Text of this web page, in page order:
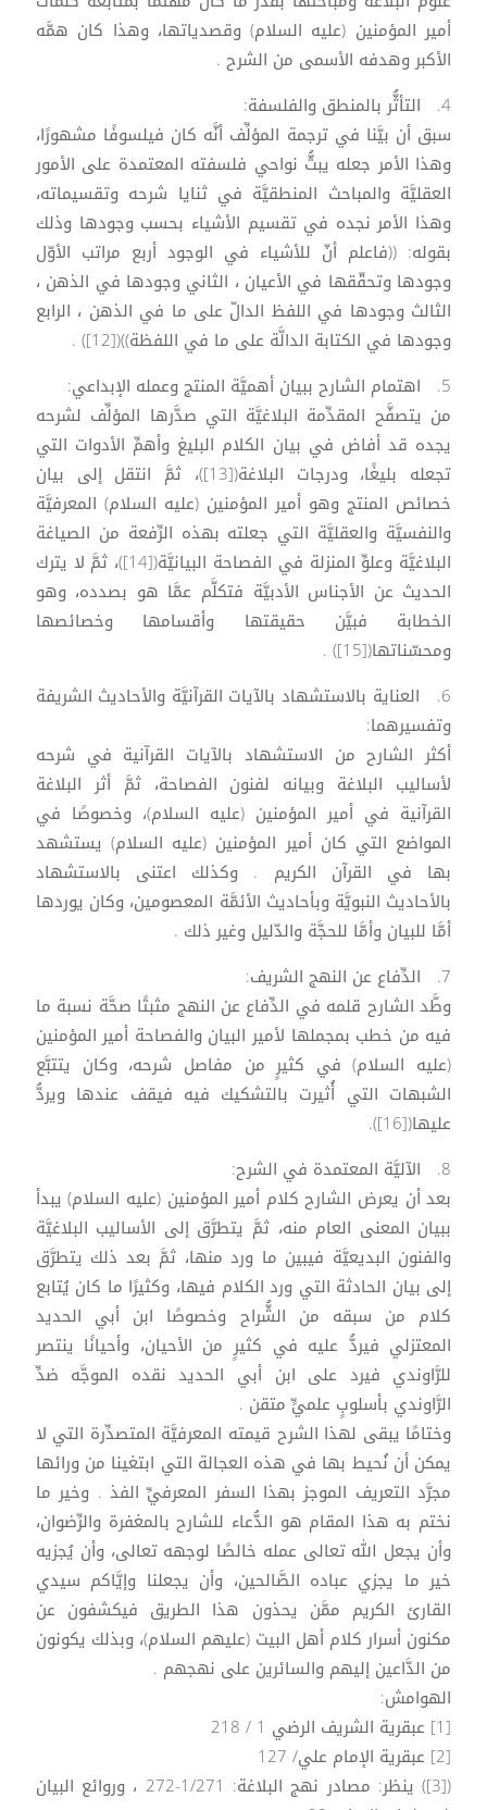
أمير المؤمنين (عليه السلام) وقصدياتها، وهذا كان همَّه
الأكبر وهدفه الأسمى من الشرح .
4. التأثُّر بالمنطق والفلسفة:
سبق أن بيَّنا في ترجمة المؤلِّف أنَّه كان فيلسوفًا مشهورًا،
وهذا الأمر جعله يبثُّ نواحي فلسفته المعتمدة على الأمور
العقليَّة والمباحث المنطقيَّة في ثنايا شرحه وتقسيماته،
وهذا الأمر نجده في تقسيم الأشياء بحسب وجودها وذلك
بقوله: ((فاعلم أنّ للأشياء في الوجود أربع مراتب الأوّل
وجودها وتحقّقها في الأعيان ، الثاني وجودها في الذهن ،
الثالث وجودها في اللفظ الدالّ على ما في الذهن ، الرابع
وجودها في الكتابة الدالَّة على ما في اللفظة))([12]) .
5. اهتمام الشارح ببيان أهميَّة المنتج وعمله الإبداعي:
من يتصفَّح المقدِّمة البلاغيَّة التي صدَّرها المؤلِّف لشرحه
يجده قد أفاض في بيان الكلام البليغ وأهمِّ الأدوات التي
تجعله بليغًا، ودرجات البلاغة([13])، ثمَّ انتقل إلى بيان
خصائص المنتج وهو أمير المؤمنين (عليه السلام) المعرفيَّة
والنفسيَّة والعقليَّة التي جعلته بهذه الرِّفعة من الصياغة
البلاغيَّة وعلوِّ المنزلة في الفصاحة البيانيَّة([14])، ثمَّ لا يترك
الحديث عن الأجناس الأدبيَّة فتكلَّم عمَّا هو بصدده، وهو
الخطابة فبيَّن حقيقتها وأقسامها وخصائصها
ومحسّناتها([15]) .
6. العناية بالاستشهاد بالآيات القرآنيَّة والأحاديث الشريفة
وتفسيرهما:
أكثر الشارح من الاستشهاد بالآيات القرآنية في شرحه
لأساليب البلاغة وبيانه لفنون الفصاحة، ثمَّ أثر البلاغة
القرآنية في أمير المؤمنين (عليه السلام)، وخصوصًا في
المواضع التي كان أمير المؤمنين (عليه السلام) يستشهد
بها في القرآن الكريم . وكذلك اعتنى بالاستشهاد
بالأحاديث النبويَّة وبأحاديث الأئمَّة المعصومين، وكان يوردها
أمَّا للبيان وأمَّا للحجَّة والدّليل وغير ذلك .
7. الدِّفاع عن النهج الشريف:
وطَّد الشارح قلمه في الدِّفاع عن النهج مثبتًا صحَّة نسبة ما
فيه من خطب بمجملها لأمير البيان والفصاحة أمير المؤمنين
(عليه السلام) في كثيرٍ من مفاصل شرحه، وكان يتتبَّع
الشبهات التي أُثيرت بالتشكيك فيه فيقف عندها ويردُّ
عليها([16]).
8. الآليَّة المعتمدة في الشرح:
بعد أن يعرض الشارح كلام أمير المؤمنين (عليه السلام) يبدأ
ببيان المعنى العام منه، ثمَّ يتطرَّق إلى الأساليب البلاغيَّة
والفنون البديعيَّة فيبين ما ورد منها، ثمَّ بعد ذلك يتطرَّق
إلى بيان الحادثة التي ورد الكلام فيها، وكثيرًا ما كان يُتابع
كلام من سبقه من الشُّراح وخصوصًا ابن أبي الحديد
المعتزلي فيردُّ عليه في كثيرٍ من الأحيان، وأحيانًا ينتصر
للرَّاوندي فيرد على ابن أبي الحديد نقده الموجَّه ضدِّ
الرَّاوندي بأسلوبٍ علميٍّ متقن .
وختامًا يبقى لهذا الشرح قيمته المعرفيَّة المتصدِّرة التي لا
يمكن أن نُحيط بها في هذه العجالة التي ابتغينا من ورائها
مجرَّد التعريف الموجز بهذا السفر المعرفيِّ الفذ . وخير ما
نختم به هذا المقام هو الدُّعاء للشارح بالمغفرة والرِّضوان،
وأن يجعل الله تعالى عمله خالصًا لوجهه تعالى، وأن يُجزيه
خير ما يجزي عباده الصَّالحين، وأن يجعلنا وإيَّاكم سيدي
القارئ الكريم ممَّن يحذون هذا الطريق فيكشفون عن
مكنون أسرار كلام أهل البيت (عليهم السلام)، وبذلك يكونون
من الدَّاعين إليهم والسائرين على نهجهم .
الهوامش:
[1] عبقرية الشريف الرضي 1 / 218
[2] عبقرية الإمام علي/ 127
([3]) ينظر: مصادر نهج البلاغة: 1/271-272 ، وروائع البيان